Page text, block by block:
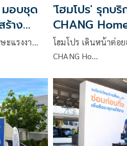
มอบชุด
าง
ะแรงงา…
'โฮมโปร' รุกบ
CHANG
แก้ทัน' ดูแลบ้า
โฮมโปร เดินหน้าต่อ
CHANG Ho…